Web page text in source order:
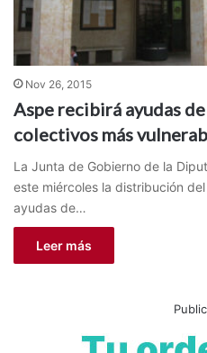
Nov 26, 2015
Aspe recibirá ayudas
colectivos más
La Junta de Gobierno de la
este miércoles la distribución
ayudas de…
Leer más